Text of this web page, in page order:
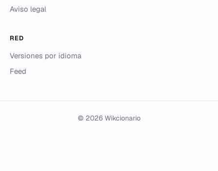
Aviso legal
RED
Versiones por idioma
Feed
© 2026 Wikcionario